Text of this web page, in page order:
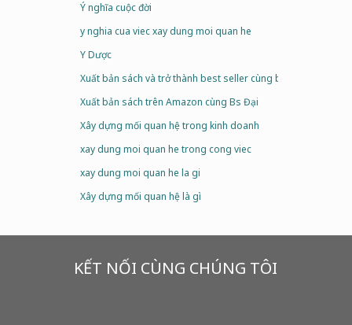
Ý nghĩa cuộc đời
y nghia cua viec xay dung moi quan he
Y Dược
Xuất bản sách và trở thành best seller cùng bs Đại
Xuất bản sách trên Amazon cùng Bs Đại
Xây dựng mối quan hệ trong kinh doanh
xay dung moi quan he trong cong viec
xay dung moi quan he la gi
Xây dựng mối quan hệ là gì
KẾT NỐI CÙNG CHÚNG TÔI